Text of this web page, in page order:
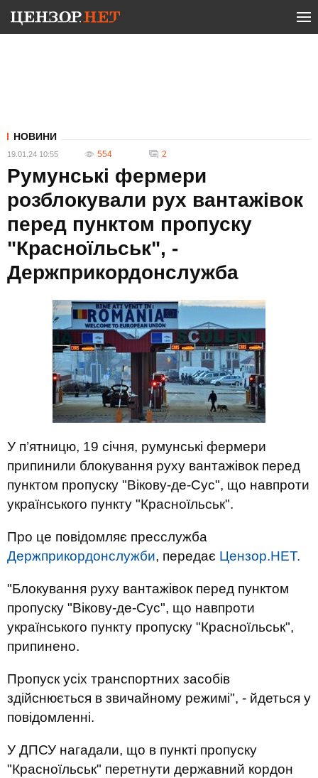
НОВИНИ
19.01.24 10:55 554 2
Румунські фермери
розблокували рух вантажівок
перед пунктом пропуску
"Красноїльськ", -
Держприкордонслужба
У п’ятницю, 19 січня, румунські фермери
припинили блокування руху вантажівок перед
пунктом пропуску "Вікову-де-Сус", що навпроти
українського пункту "Красноїльськ".
Про це повідомляє пресслужба
Держприкордонслужби, передає Цензор.НЕТ.
"Блокування руху вантажівок перед пунктом
пропуску "Вікову-де-Сус", що навпроти
українського пункту пропуску "Красноїльськ",
припинено.
Пропуск усіх транспортних засобів
здійснюється в звичайному режимі", - йдеться у
повідомленні.
У ДПСУ нагадали, що в пункті пропуску
"Красноїльськ" перетнути державний кордон